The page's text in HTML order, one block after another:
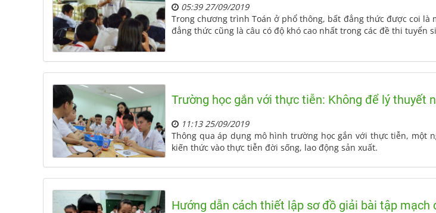
05:39 27/09/2019
Trong chương trình Toán ở phổ thông, bất đẳng thức được coi
đẳng thức cũng là câu có độ khó cao nhất trong các đề thi tuyển
Trường học gắn với thực tiễn: Không để lý thuyết
11:13 25/09/2019
Thông qua áp dụng mô hình trường học gắn với thực tiễn, một
kiến thức vào thực tiễn đời sống, lao động sản xuất.
Hướng dẫn cách thiết lập sơ đồ giải bài tập mạch